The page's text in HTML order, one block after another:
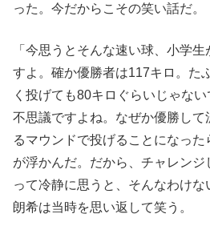
った。今だからこその笑い話だ。
「今思うとそんな速い球、小学
すよ。確か優勝者は117キロ。た
く投げても80キロぐらいじゃな
不思議ですよね。なぜか優勝し
るマウンドで投げることになった
が浮かんだ。だから、チャレン
って冷静に思うと、そんなわけ
朗希は当時を思い返して笑う。